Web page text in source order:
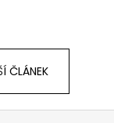
ČLÁNEK